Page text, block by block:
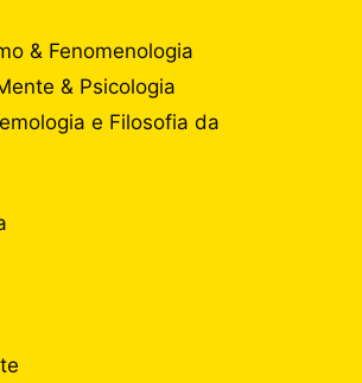
& Fenomenologia
& Psicologia
e Filosofia da